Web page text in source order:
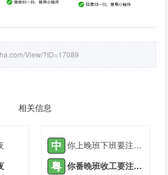
View/?ID=17089
相关信息
中 你上晚班下班要注意安全
粤 你番晚班收工要注意安全